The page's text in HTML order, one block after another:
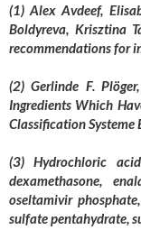
(1) Alex Avdeef,
Boldyreva, Krisztina
recommendations for
(2) Gerlinde F.
Ingredients Which
Classification
(3) Hydrochloric
dexamethasone,
oseltamivir
sulfate pentahydrate,